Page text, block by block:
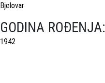
Bjelovar
GODINA ROĐENJA:
1942